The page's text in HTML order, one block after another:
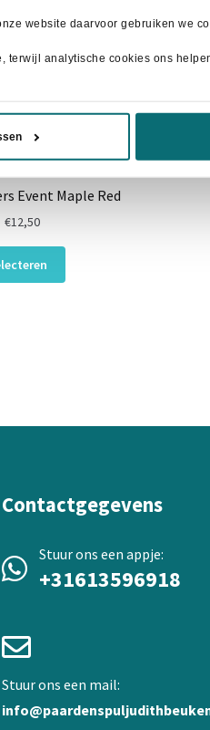
website daarvoor gebruiken we
analytische cookies ons
Event Maple Red
Oorspronkelijke
€12,50Huidige
is:
€12,50.
productpagina
Contactgegevens
Stuur ons een appje:
+31613596918
Stuur ons een mail: